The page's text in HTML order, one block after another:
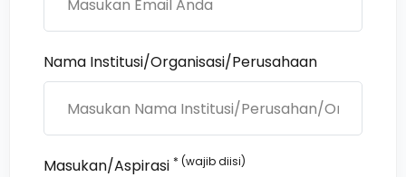
Nama Institusi/Organisasi/Perusahaan
Masukan/Aspirasi * (wajib diisi)